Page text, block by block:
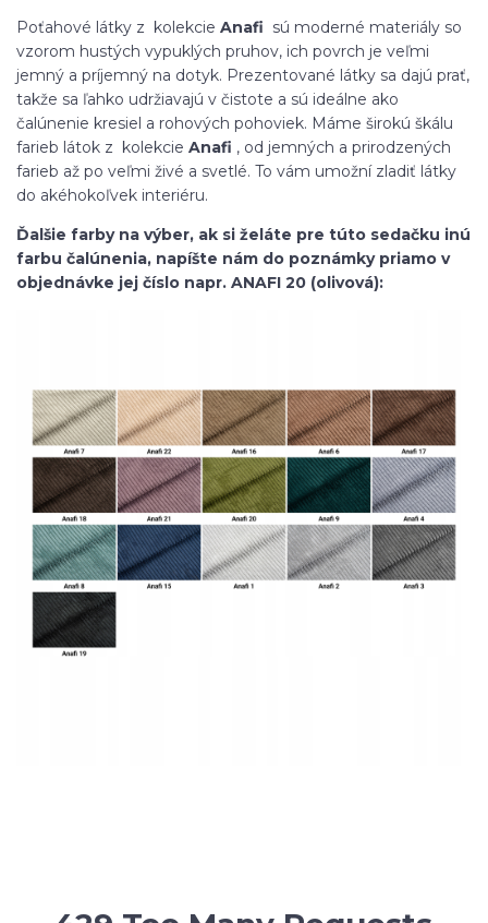
Poťahové látky z kolekcie Anafi sú moderné materiály so
vzorom hustých vypuklých pruhov, ich povrch je veľmi
jemný a príjemný na dotyk. Prezentované látky sa dajú prať,
takže sa ľahko udržiavajú v čistote a sú ideálne ako
čalúnenie kresiel a rohových pohoviek. Máme širokú škálu
farieb látok z kolekcie Anafi , od jemných a prirodzených
farieb až po veľmi živé a svetlé. To vám umožní zladiť látky
do akéhokoľvek interiéru.
Ďalšie farby na výber, ak si želáte pre túto sedačku inú
farbu čalúnenia, napíšte nám do poznámky priamo v
objednávke jej číslo napr. ANAFI 20 (olivová):